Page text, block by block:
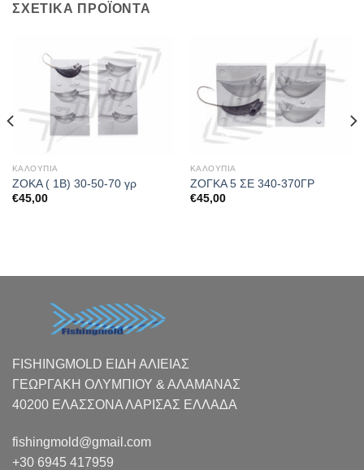
ΣΧΕΤΙΚΆ ΠΡΟΪΌΝΤΑ
ΚΑΛΟΥΠΙΑ
ΖΟΚΑ ( 1Β) 30-50-70 γρ
€45,00
ΚΑΛΟΥΠΙΑ
ΖΟΓΚΑ 5 ΣΕ 340-370ΓΡ
€45,00
FISHINGMOLD ΕΙΔΗ ΑΛΙΕΙΑΣ
ΓΕΩΡΓΑΚΗ ΟΛΥΜΠΙΟΥ & ΑΛΑΜΑΝΑΣ
40200 ΕΛΑΣΣΟΝΑ ΛΑΡΙΣΑΣ EΛΛΑΔΑ
fishingmold@gmail.com
+30 6945 417959